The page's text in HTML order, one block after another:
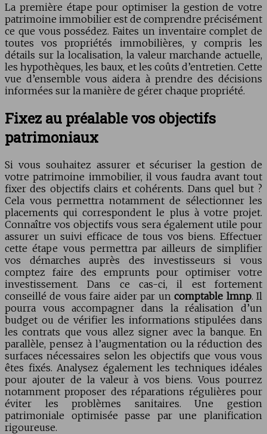
La première étape pour optimiser la gestion de votre
patrimoine immobilier est de comprendre précisément
ce que vous possédez. Faites un inventaire complet de
toutes vos propriétés immobilières, y compris les
détails sur la localisation, la valeur marchande actuelle,
les hypothèques, les baux, et les coûts d’entretien. Cette
vue d’ensemble vous aidera à prendre des décisions
informées sur la manière de gérer chaque propriété.
Fixez au préalable vos objectifs
patrimoniaux
Si vous souhaitez assurer et sécuriser la gestion de
votre patrimoine immobilier, il vous faudra avant tout
fixer des objectifs clairs et cohérents. Dans quel but ?
Cela vous permettra notamment de sélectionner les
placements qui correspondent le plus à votre projet.
Connaître vos objectifs vous sera également utile pour
assurer un suivi efficace de tous vos biens. Effectuer
cette étape vous permettra par ailleurs de simplifier
vos démarches auprès des investisseurs si vous
comptez faire des emprunts pour optimiser votre
investissement. Dans ce cas-ci, il est fortement
conseillé de vous faire aider par uncomptable lmnp. Il
pourra vous accompagner dans la réalisation d’un
budget ou de vérifier les informations stipulées dans
les contrats que vous allez signer avec la banque. En
parallèle, pensez à l’augmentation ou la réduction des
surfaces nécessaires selon les objectifs que vous vous
êtes fixés. Analysez également les techniques idéales
pour ajouter de la valeur à vos biens. Vous pourrez
notamment proposer des réparations régulières pour
éviter les problèmes sanitaires. Une gestion
patrimoniale optimisée passe par une planification
rigoureuse.